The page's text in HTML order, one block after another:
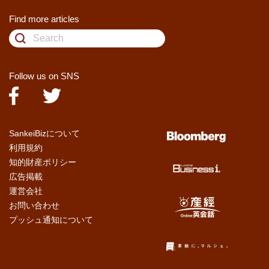
SankeiBizについて
利用規約
知的財産ポリシー
広告掲載
運営会社
お問い合わせ
プッシュ通知について
Find more articles
Follow us on SNS